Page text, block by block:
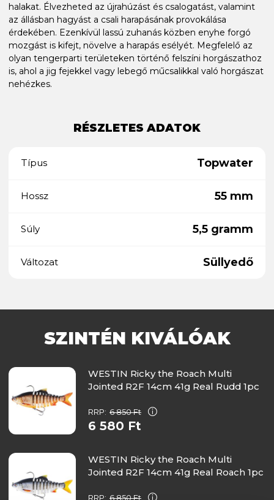
halakat. Élvezheted az újrahúzást és csalogatást, valamint
az állásban hagyást a csali harapásának provokálása
érdekében. Ezenkívül lassú zuhanás közben enyhe forgó
mozgást is kifejt, növelve a harapás esélyét. Megfelelő az
olyan tengerparti területeken történő felszíni horgászathoz
is, ahol a jig fejekkel vagy lebegő műcsalikkal való horgászat
nehézkes.
RÉSZLETES ADATOK
Típus Topwater
Hossz 55 mm
Súly 5,5 gramm
Változat Süllyedő
SZINTÉN KIVÁLÓAK
WESTIN Ricky the Roach Multi
Jointed R2F 14cm 41g Real Rudd 1pc
RRP: 6 850 Ft
6 580 Ft
WESTIN Ricky the Roach Multi
Jointed R2F 14cm 41g Real Roach 1pc
RRP: 6 850 Ft